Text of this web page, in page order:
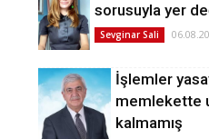
sorusuyla yer
Sevginar Sali
İşlemler
memlekette
kalmamış